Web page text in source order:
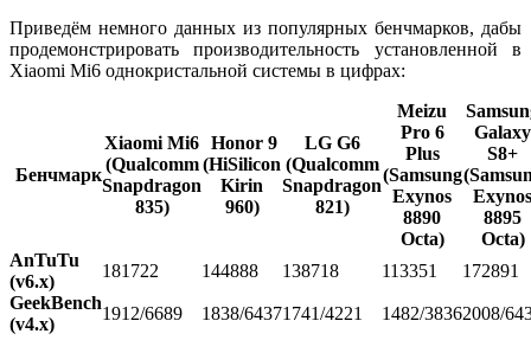
Приведём немного данных из популярных бенчмарков, дабы
продемонстрировать производительность установленной в
Xiaomi Mi6 однокристальной системы в цифрах:
Бенчмарк
Xiaomi Mi6
(Qualcomm
Snapdragon
835)
Honor 9
(HiSilicon
Kirin
960)
LG G6
(Qualcomm
Snapdragon
821)
Meizu
Pro 6
Plus
(Samsung
Exynos
8890
Octa)
Galaxy
S8+
Exynos
8895
Octa)
AnTuTu
(v6.x)
181722 144888 138718 113351
172891
GeekBench
(v4.x)
1912/6689 1838/64371741/4221 1482/38362008/